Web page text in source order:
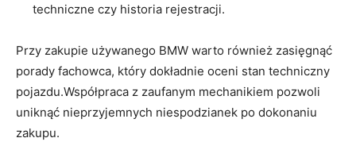
techniczne czy historia ‌rejestracji.
Przy zakupie używanego BMW warto również zasięgnąć
porady fachowca, który ​dokładnie oceni stan techniczny
‍pojazdu.Współpraca​ z‍ zaufanym mechanikiem pozwoli
uniknąć ‌nieprzyjemnych niespodzianek ⁣po ⁢dokonaniu
zakupu.